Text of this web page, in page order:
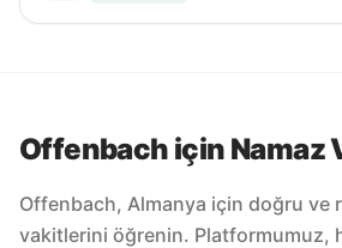
Offenbach için Namaz
Offenbach, Almanya için doğru ve
vakitlerini öğrenin. Platformumuz,